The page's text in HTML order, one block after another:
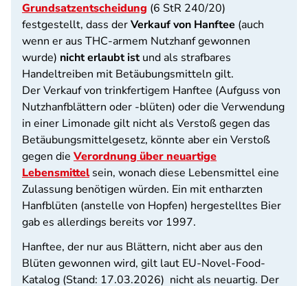
Grundsatzentscheidung (6 StR 240/20)
festgestellt, dass derVerkauf von Hanftee (auch
wenn er aus THC-armem Nutzhanf gewonnen
wurde) nicht erlaubt istund als strafbares
Handeltreiben mit Betäubungsmitteln gilt.
Der Verkauf von trinkfertigem Hanftee (Aufguss von
Nutzhanfblättern oder -blüten) oder die Verwendung
in einer Limonade gilt nicht als Verstoß gegen das
Betäubungsmittelgesetz, könnte aber ein Verstoß
gegen die Verordnung über neuartige
Lebensmittelsein, wonach diese Lebensmittel eine
Zulassung benötigen würden. Ein mit entharzten
Hanfblüten (anstelle von Hopfen) hergestelltes Bier
gab es allerdings bereits vor 1997.
Hanftee, der nur aus Blättern, nicht aber aus den
Blüten gewonnen wird, gilt laut EU-Novel-Food-
Katalog (Stand: 17.03.2026) nicht als neuartig. Der